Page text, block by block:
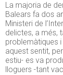
La majoria de
Balears fa dos
Ministeri de
delictes, a més,
problemàtiques
aquest sentit,
estiu- es va
lloguers -tant